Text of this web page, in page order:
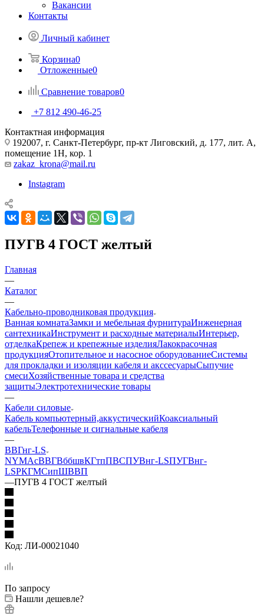
Вакансии
Контакты
Личный кабинет
Корзина0
Отложенные0
Сравнение товаров0
+7 812 490-46-25
Контактная информация
192007, г. Санкт-Петербург, пр-кт Лиговский, д. 177, лит. А,
помещение 1Н, кор. 1
zakaz_krona@mail.ru
Instagram
ПУГВ 4 ГОСТ желтый
Главная
—
Каталог
—
Кабельно-проводниковая продукция
Ванная комнатаЗамки и мебельная фурнитураИнженерная
сантехникаИнструмент и расходные материалыИнтерьер,
отделкаКрепеж и крепежные изделияЛакокрасочная
продукцияОтопительное и насосное оборудованиеСистемы
для прокладки и изоляции кабеля и акссесуарыСыпучие
смесиХозяйственные товара и средства
защитыЭлектротехнические товары
—
Кабели силовые
Кабель компьютерный,аккустическийКоаксиальный
кабельТелефонные и сигнальные кабеля
—
ВВГнг-LS
NYMАсВВГВббшвКГтпПВСПУВнг-LSПУГВнг-
LSРКГМСипШВВП
—ПУГВ 4 ГОСТ желтый
Код: ЛИ-00021040
По запросу
Нашли дешевле?